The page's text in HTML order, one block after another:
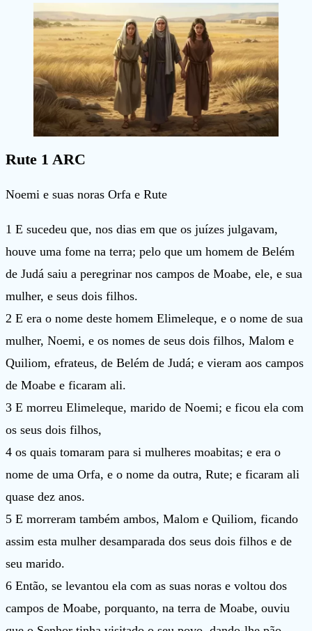
Rute 1 ARC
Noemi e suas noras Orfa e Rute
1 E sucedeu que, nos dias em que os juízes julgavam,
houve uma fome na terra; pelo que um homem de Belém
de Judá saiu a peregrinar nos campos de Moabe, ele, e sua
mulher, e seus dois filhos.
2 E era o nome deste homem Elimeleque, e o nome de sua
mulher, Noemi, e os nomes de seus dois filhos, Malom e
Quiliom, efrateus, de Belém de Judá; e vieram aos campos
de Moabe e ficaram ali.
3 E morreu Elimeleque, marido de Noemi; e ficou ela com
os seus dois filhos,
4 os quais tomaram para si mulheres moabitas; e era o
nome de uma Orfa, e o nome da outra, Rute; e ficaram ali
quase dez anos.
5 E morreram também ambos, Malom e Quiliom, ficando
assim esta mulher desamparada dos seus dois filhos e de
seu marido.
6 Então, se levantou ela com as suas noras e voltou dos
campos de Moabe, porquanto, na terra de Moabe, ouviu